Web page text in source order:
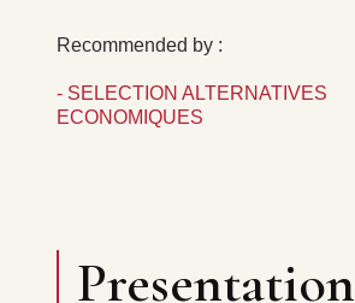
Recommended by :
- SELECTION ALTERNATIVES
ECONOMIQUES
Presentation